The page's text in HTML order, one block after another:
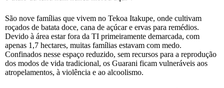
São nove famílias que vivem no Tekoa Itakupe, onde cultivam
roçados de batata doce, cana de açúcar e ervas para remédios.
Devido à área estar fora da TI primeiramente demarcada, com
apenas 1,7 hectares, muitas famílias estavam com medo.
Confinados nesse espaço reduzido, sem recursos para a reprodução
dos modos de vida tradicional, os Guarani ficam vulneráveis aos
atropelamentos, à violência e ao alcoolismo.